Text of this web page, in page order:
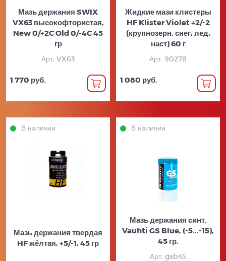
Мазь держания SWIX
VX63 высокофтористая,
New 0/+2C Old 0/-4C 45
гр
Арт. VX63
1 770 руб.
Жидкие мази клистеры
HF Klister Violet +2/-2
(крупнозерн. снег, лед,
наст) 60 г
Арт. 90278
1 080 руб.
В наличии
Мазь держания твердая
HF жёлтая, +5/-1, 45 гр
В наличии
Мазь держания синт.
Vauhti GS Blue, (-5...-15),
45 гр.
Арт. gsb45